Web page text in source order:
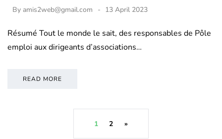
By amis2web@gmail.com 13 April 2023
Résumé Tout le monde le sait, des responsables de Pôle
emploi aux dirigeants d’associations…
READ MORE
1 2 »